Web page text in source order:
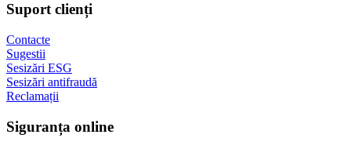
Suport clienți
Contacte
Sugestii
Sesizări ESG
Sesizări antifraudă
Reclamații
Siguranța online